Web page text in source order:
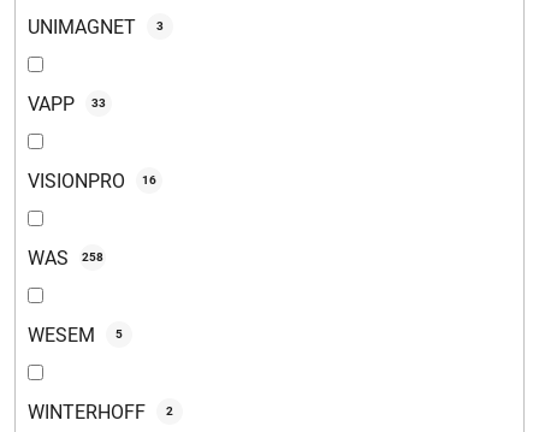
UNIMAGNET 3
VAPP 33
VISIONPRO 16
WAS 258
WESEM 5
WINTERHOFF 2